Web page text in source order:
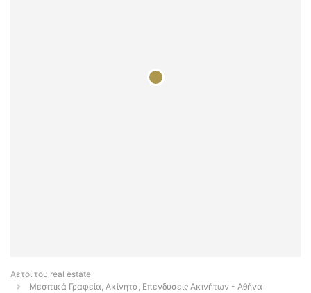
Αετοί του real estate
Μεσιτικά Γραφεία, Ακίνητα, Επενδύσεις Ακινήτων - Αθήνα